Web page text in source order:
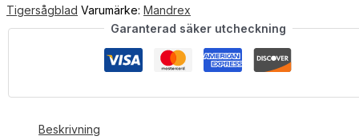
Tigersågblad Varumärke: Mandrex
Garanterad säker utcheckning
Beskrivning